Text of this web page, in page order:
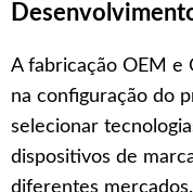
A fabricação OEM
na configuração do
selecionar
dispositivos de
diferentes